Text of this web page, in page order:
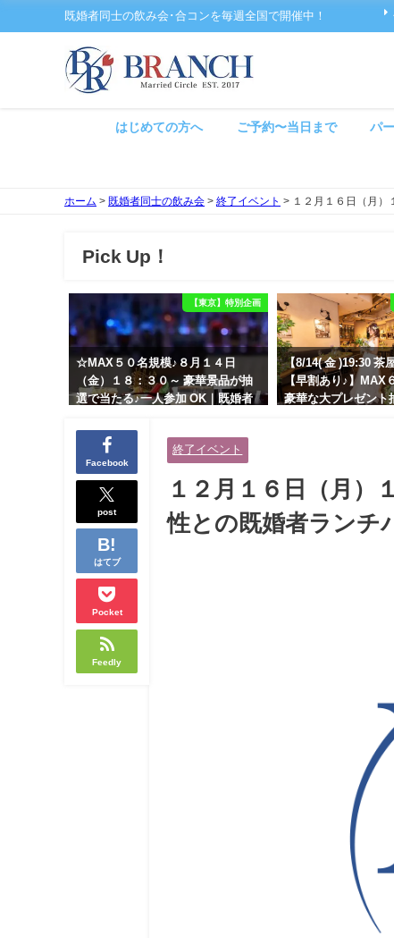
既婚者同士の飲み会･合コンを毎週全国で開催中！
はじめての方へ ご予約〜当日まで パ
ホーム > 既婚者同士の飲み会 > 終了イベント > １２月１６日（月）
Pick Up！
【東京】特別企画
☆MAX５０名規模♪８月１４日
（金）１８：３０～ 豪華景品が抽
選で当たる♪一人参加 OK｜既婚者
余裕のある健康的なオシャレ男性
と美容好きで優しさのある大人女
性の既婚者限定ビッグパーティー♪
＠池袋】
【8/14( 金 )19:30 茶
【早割あり♪】MAX
豪華な大プレゼント
Facebook
post
はてブ
Pocket
Feedly
終了イベント
１２月１６日（月）
性との既婚者ランチ